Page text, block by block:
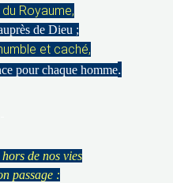
Royaume,
de Dieu ;
et caché,
pour chaque homme.
de nos vies
passage :